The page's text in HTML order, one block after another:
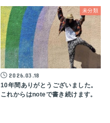
未分類
2026.03.18
10年間ありがとうございました。
これからはnoteで書き続けます。